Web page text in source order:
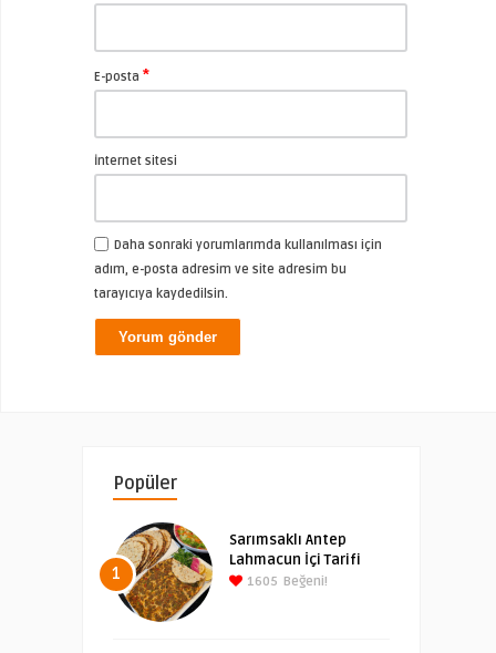
E-posta *
İnternet sitesi
Daha sonraki yorumlarımda kullanılması için
adım, e-posta adresim ve site adresim bu
tarayıcıya kaydedilsin.
Popüler
1
Sarımsaklı Antep
Lahmacun İçi Tarifi
1605 Beğeni!